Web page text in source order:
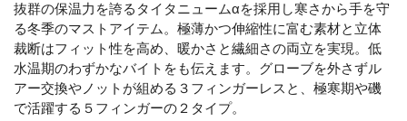
抜群の保温力を誇るタイタニュームαを採用し寒さから手を守
る冬季のマストアイテム。極薄かつ伸縮性に富む素材と立体
裁断はフィット性を高め、暖かさと繊細さの両立を実現。低
水温期のわずかなバイトをも伝えます。グローブを外さずル
アー交換やノットが組める３フィンガーレスと、極寒期や磯
で活躍する５フィンガーの２タイプ。